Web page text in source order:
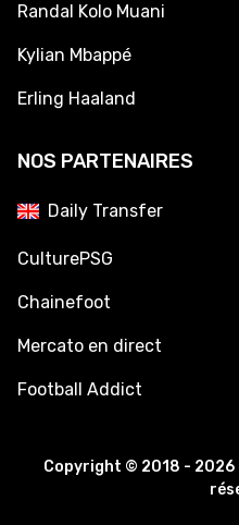
Randal Kolo Muani
Kylian Mbappé
Erling Haaland
NOS PARTENAIRES
Daily Transfer
CulturePSG
Chainefoot
Mercato en direct
Football Addict
Copyright © 2018 -